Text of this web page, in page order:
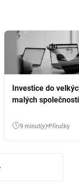
Investice do
malých společností
9 minut(y) Příručky